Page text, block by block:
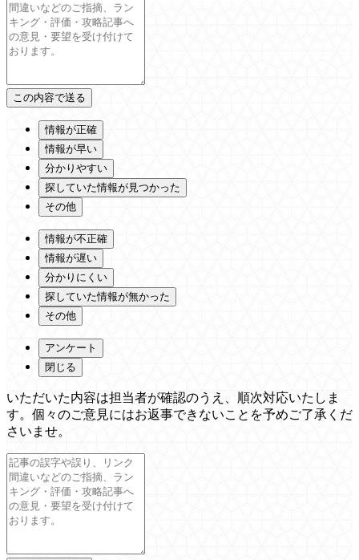
情報が正確
情報が早い
分かりやすい
探していた情報が見つかった
その他
情報が不正確
情報が遅い
分かりにくい
探していた情報が無かった
その他
アンケート
閉じる
いただいた内容は担当者が確認のうえ、順次対応いたしま
す。個々のご意見にはお返事できないことを予めご了承くだ
さいませ。